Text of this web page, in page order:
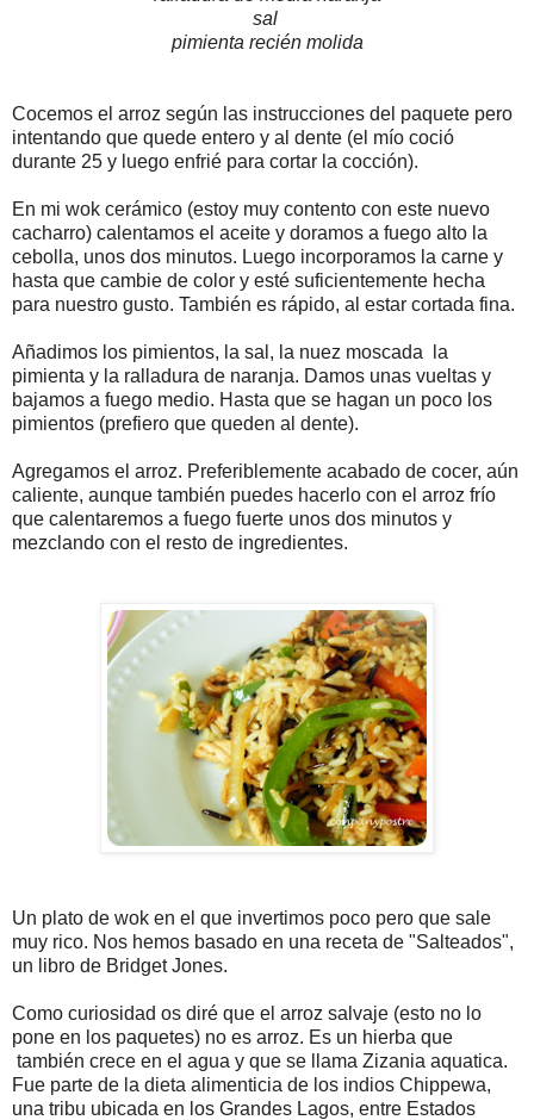
sal
pimienta recién molida
Cocemos el arroz según las instrucciones del paquete pero
intentando que quede entero y al dente (el mío coció
durante 25 y luego enfrié para cortar la cocción).
En mi wok cerámico (estoy muy contento con este nuevo
cacharro) calentamos el aceite y doramos a fuego alto la
cebolla, unos dos minutos. Luego incorporamos la carne y
hasta que cambie de color y esté suficientemente hecha
para nuestro gusto. También es rápido, al estar cortada fina.
Añadimos los pimientos, la sal, la nuez moscada la
pimienta y la ralladura de naranja. Damos unas vueltas y
bajamos a fuego medio. Hasta que se hagan un poco los
pimientos (prefiero que queden al dente).
Agregamos el arroz. Preferiblemente acabado de cocer, aún
caliente, aunque también puedes hacerlo con el arroz frío
que calentaremos a fuego fuerte unos dos minutos y
mezclando con el resto de ingredientes.
Un plato de wok en el que invertimos poco pero que sale
muy rico. Nos hemos basado en una receta de "Salteados",
un libro de Bridget Jones.
Como curiosidad os diré que el arroz salvaje (esto no lo
pone en los paquetes) no es arroz. Es un hierba que
también crece en el agua y que se llama Zizania aquatica.
Fue parte de la dieta alimenticia de los indios Chippewa,
una tribu ubicada en los Grandes Lagos, entre Estados